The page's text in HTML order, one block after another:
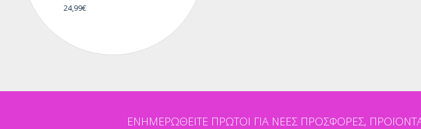
24,99€
ΕΝΗΜΕΡΩΘΕΊΤΕ ΠΡΏΤΟΙ ΓΙΑ ΝΈΕΣ ΠΡΟΣΦΟΡΈΣ,